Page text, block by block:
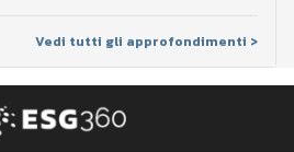
Vedi tutti gli approfondimenti >